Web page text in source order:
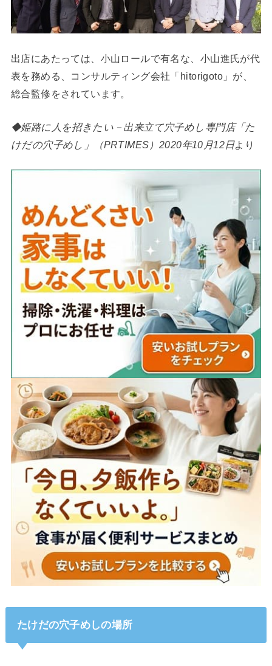
出店にあたっては、小山ロールで有名な、小山進氏が代
表を務める、コンサルティング会社「hitorigoto」が、
総合監修をされています。
◆姫路に人を招きたい－出来立て穴子めし専門店「た
けだの穴子めし」（PRTIMES）2020年10月12日より
たけだの穴子めしの場所